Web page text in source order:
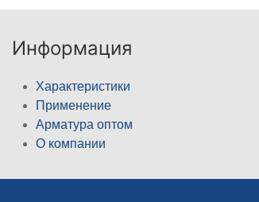
Информация
Характеристики
Применение
Арматура оптом
О компании